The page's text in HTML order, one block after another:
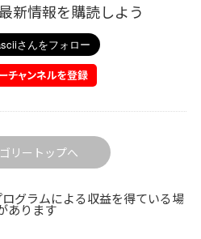
新情報を購読しよう
リートップへ
グラムによる収益を得ている場
あります